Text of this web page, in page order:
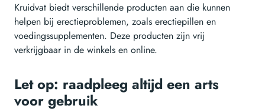
Kruidvat biedt verschillende producten aan die kunnen
helpen bij erectieproblemen, zoals erectiepillen en
voedingssupplementen. Deze producten zijn vrij
verkrijgbaar in de winkels en online.
Let op: raadpleeg altijd een arts
voor gebruik